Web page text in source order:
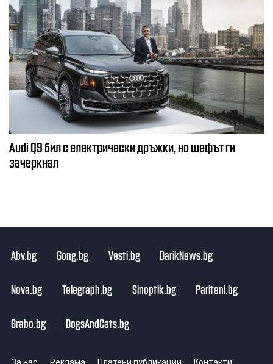
Audi Q9 бил с електрически дръжки, но шефът ги
зачеркнал
Abv.bg Gong.bg Vesti.bg DarikNews.bg
Nova.bg Telegraph.bg Sinoptik.bg Pariteni.bg
Grabo.bg DogsAndCats.bg